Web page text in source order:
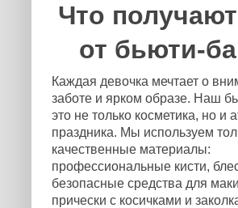
Что
от бьюти-
Каждая девочка мечтает о
заботе и ярком образе. Наш
это не только косметика, но и
праздника. Мы используем
качественные материалы:
профессиональные кисти,
безопасные средства для
прически с косичками и